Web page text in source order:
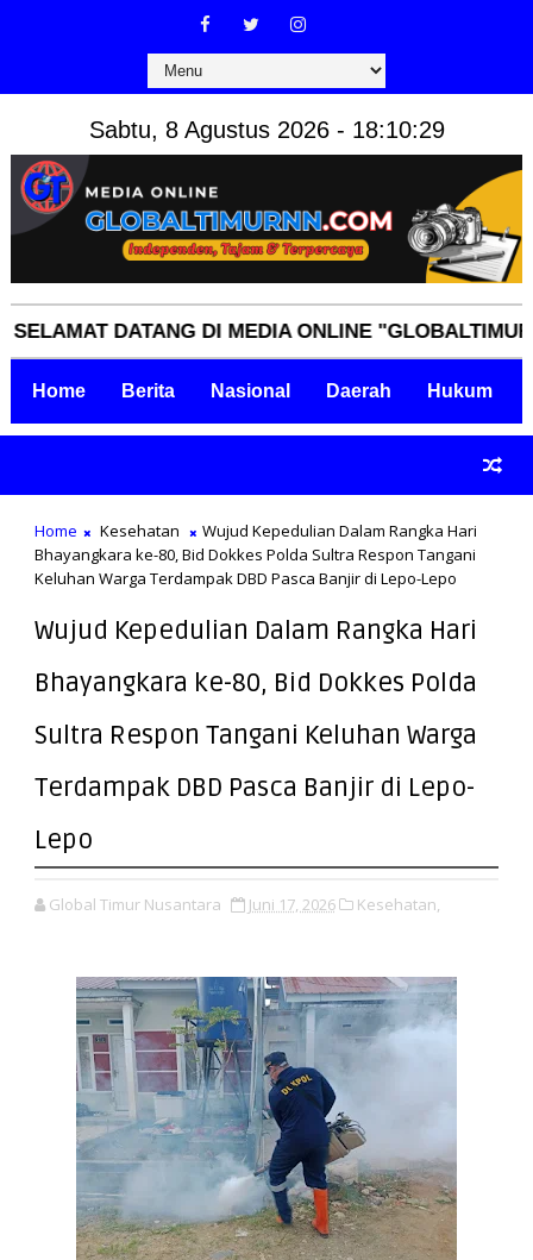
Sabtu, 8 Agustus 2026 - 18:10:30
DATANG DI MEDIA ONLINE
Home Berita Nasional Daerah Hukum
Home Kesehatan
Wujud Kepedulian Dalam Rangka Hari
Bhayangkara ke-80, Bid Dokkes Polda Sultra Respon Tangani
Keluhan Warga Terdampak DBD Pasca Banjir di Lepo-Lepo
Wujud Kepedulian Dalam Rangka Hari
Bhayangkara ke-80, Bid Dokkes Polda
Sultra Respon Tangani Keluhan Warga
Terdampak DBD Pasca Banjir di Lepo-
Lepo
Global Timur Nusantara Juni 17, 2026 Kesehatan,